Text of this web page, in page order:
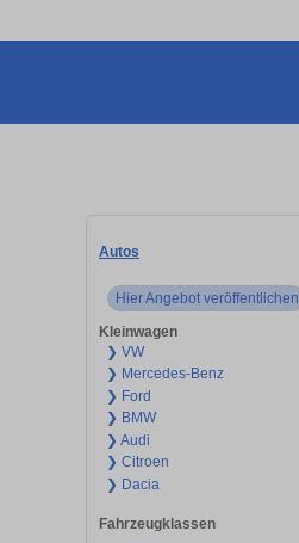
Autos
Hier Angebot veröffentlichen
Kleinwagen
❯ VW
❯ Mercedes-Benz
❯ Ford
❯ BMW
❯ Audi
❯ Citroen
❯ Dacia
Fahrzeugklassen